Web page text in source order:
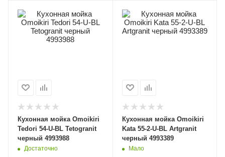
Кухонная мойка Omoikiri
Tedori 54-U-BL Tetogranit
черный 4993988
Достаточно
Кухонная мойка Omoikiri
Kata 55-2-U-BL Artgranit
черный 4993389
Мало